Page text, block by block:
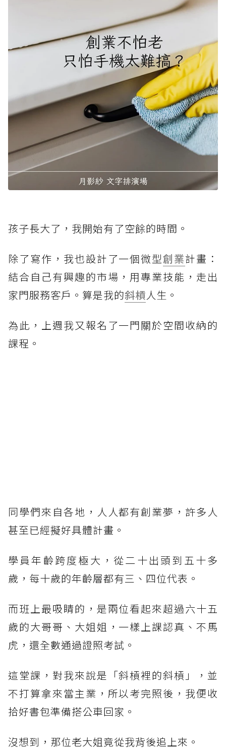
孩子長大了，我開始有了空餘的時間。
除了寫作，我也設計了一個微型創業計畫：
結合自己有興趣的市場，用專業技能，走出
家門服務客戶。算是我的斜槓人生。
為此，上週我又報名了一門關於空間收納的
課程。
同學們來自各地，人人都有創業夢，許多人
甚至已經擬好具體計畫。
學員年齡跨度極大，從二十出頭到五十多
歲，每十歲的年齡層都有三、四位代表。
而班上最吸睛的，是兩位看起來超過六十五
歲的大哥哥、大姐姐，一樣上課認真、不馬
虎，還全數通過證照考試。
這堂課，對我來說是「斜槓裡的斜槓」，並
不打算拿來當主業，所以考完照後，我便收
拾好書包準備搭公車回家。
沒想到，那位老大姐竟從我背後追上來。